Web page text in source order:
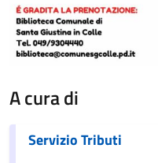
A cura di
Servizio Tributi